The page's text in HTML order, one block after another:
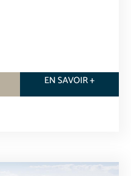
EN SAVOIR +